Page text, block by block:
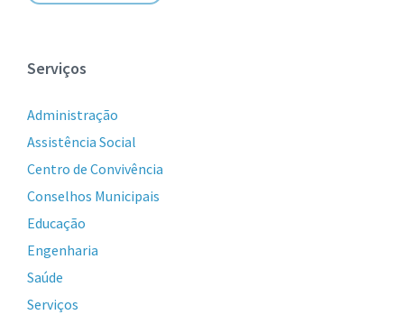
Serviços
Administração
Assistência Social
Centro de Convivência
Conselhos Municipais
Educação
Engenharia
Saúde
Serviços